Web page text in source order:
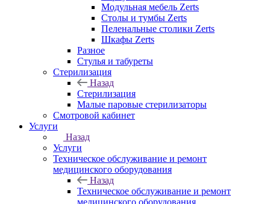
Модульная мебель Zerts
Столы и тумбы Zerts
Пеленальные столики Zerts
Шкафы Zerts
Разное
Стулья и табуреты
Стерилизация
Назад
Стерилизация
Малые паровые стерилизаторы
Смотровой кабинет
Услуги
Назад
Услуги
Техническое обслуживание и ремонт
медицинского оборудования
Назад
Техническое обслуживание и ремонт
медицинского оборудования